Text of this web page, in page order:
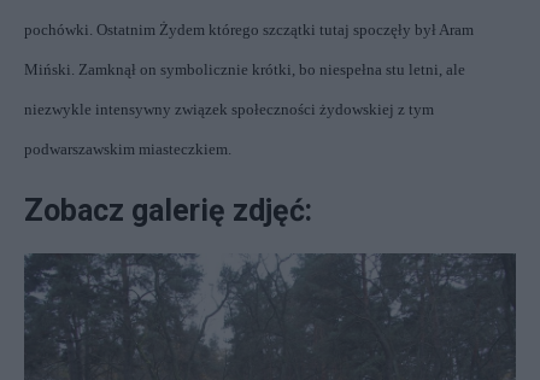
pochówki. Ostatnim Żydem którego szczątki tutaj spoczęły był Aram
Miński. Zamknął on symbolicznie krótki, bo niespełna stu letni, ale
niezwykle intensywny związek społeczności żydowskiej z tym
podwarszawskim miasteczkiem.
Zobacz galerię zdjęć: